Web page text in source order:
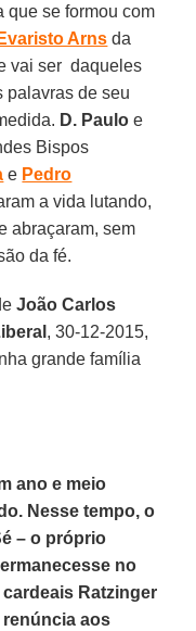
que se formou com
Arns da
vai ser daqueles
palavras de seu
D. Paulo e
Bispos
e Pedro
a vida lutando,
abraçaram, sem
da fé.
João Carlos
, 30-12-2015,
grande família
ano e meio
Nesse tempo, o
– o próprio
no
Ratzinger
aos